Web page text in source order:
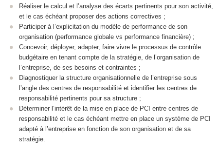
Réaliser le calcul et l’analyse des écarts pertinents pour son activité,
et le cas échéant proposer des actions correctives ;
Participer à l’explicitation du modèle de performance de son
organisation (performance globale vs performance financière) ;
Concevoir, déployer, adapter, faire vivre le processus de contrôle
budgétaire en tenant compte de la stratégie, de l’organisation de
l’entreprise, de ses besoins et contraintes ;
Diagnostiquer la structure organisationnelle de l’entreprise sous
l’angle des centres de responsabilité et identifier les centres de
responsabilité pertinents pour sa structure ;
Déterminer l’intérêt de la mise en place de PCI entre centres de
responsabilité et le cas échéant mettre en place un système de PCI
adapté à l’entreprise en fonction de son organisation et de sa
stratégie.